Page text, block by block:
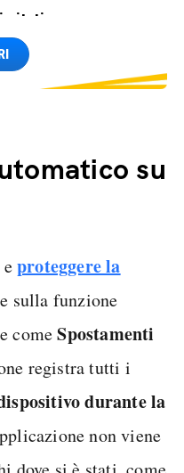
su
proteggere la
sulla funzione
comeSpostamenti
registra tutti i
durante la
non viene